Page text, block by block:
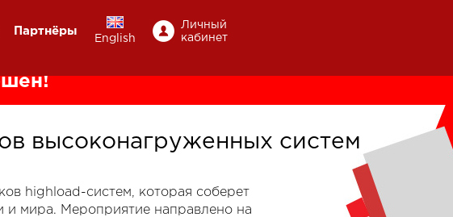
Партнёры
English
Личный
кабинет
высоконагруженных систем
highload-систем, которая соберет
и мира. Мероприятие направлено на